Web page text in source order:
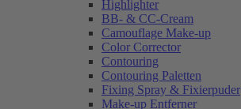
Highlighter
BB- & CC-Cream
Camouflage Make-up
Color Corrector
Contouring
Contouring Paletten
Fixing Spray & Fixierpuder
Make-up Entferner